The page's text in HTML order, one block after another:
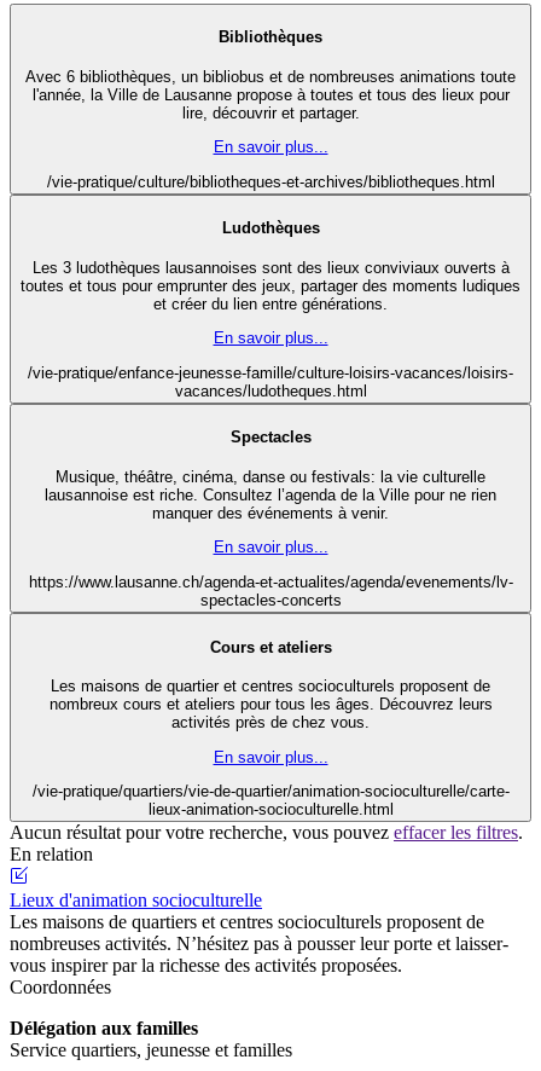
Bibliothèques
Avec 6 bibliothèques, un bibliobus et de nombreuses animations toute
l'année, la Ville de Lausanne propose à toutes et tous des lieux pour
lire, découvrir et partager.
En savoir plus...
/vie-pratique/culture/bibliotheques-et-archives/bibliotheques.html
Ludothèques
Les 3 ludothèques lausannoises sont des lieux conviviaux ouverts à
toutes et tous pour emprunter des jeux, partager des moments ludiques
et créer du lien entre générations.
En savoir plus...
/vie-pratique/enfance-jeunesse-famille/culture-loisirs-vacances/loisirs-
vacances/ludotheques.html
Spectacles
Musique, théâtre, cinéma, danse ou festivals: la vie culturelle
lausannoise est riche. Consultez l’agenda de la Ville pour ne rien
manquer des événements à venir.
En savoir plus...
https://www.lausanne.ch/agenda-et-actualites/agenda/evenements/lv-
spectacles-concerts
Cours et ateliers
Les maisons de quartier et centres socioculturels proposent de
nombreux cours et ateliers pour tous les âges. Découvrez leurs
activités près de chez vous.
En savoir plus...
/vie-pratique/quartiers/vie-de-quartier/animation-socioculturelle/carte-
lieux-animation-socioculturelle.html
Aucun résultat pour votre recherche, vous pouvez effacer les filtres.
En relation
Lieux d'animation socioculturelle
Les maisons de quartiers et centres socioculturels proposent de
nombreuses activités. N’hésitez pas à pousser leur porte et laisser-
vous inspirer par la richesse des activités proposées.
Coordonnées
Délégation aux familles
Service quartiers, jeunesse et familles